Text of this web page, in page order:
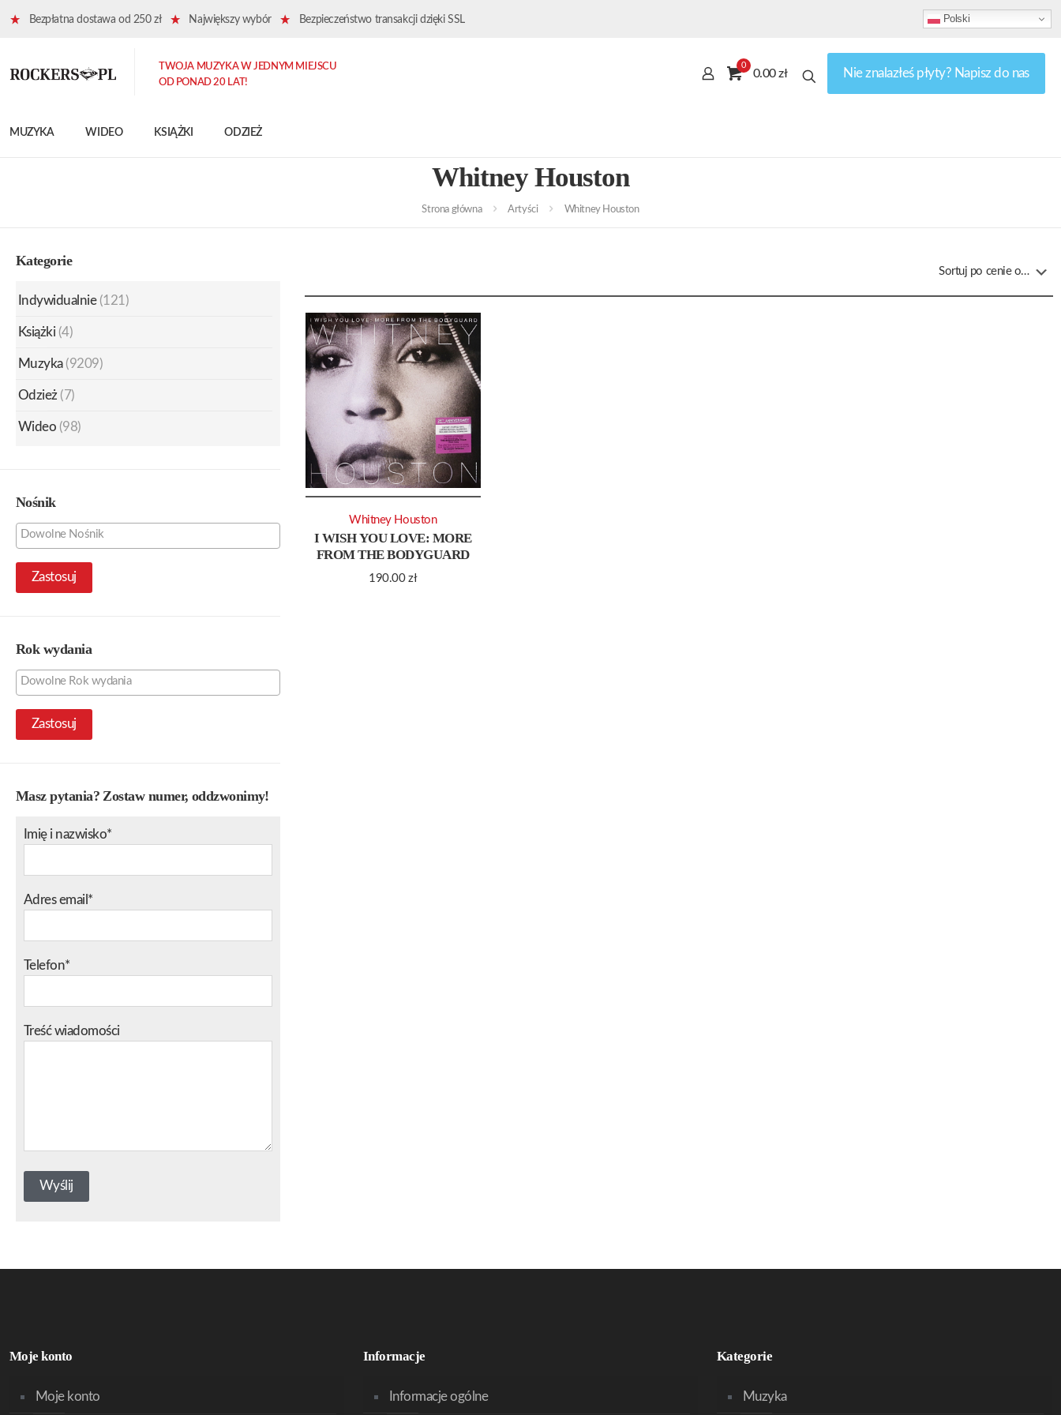
Bezpłatna dostawa od 250 zł Największy wybór Bezpieczeństwo transakcji dzięki SSL Polski
MUZYKA WIDEO KSIĄŻKI ODZIEŻ
TWOJA MUZYKA W JEDNYM MIEJSCU
OD PONAD 20 LAT!
0
0.00 zł Nie znalazłeś płyty? Napisz do nas
Whitney Houston
Strona główna Artyści Whitney Houston
I WISH YOU LOVE: MORE
FROM THE BODYGUARD
190.00zł
Whitney Houston
Kategorie
Indywidualnie (121)
Książki (4)
Muzyka (9209)
Odzież (7)
Wideo (98)
Nośnik
Zastosuj
Rok wydania
Zastosuj
Masz pytania? Zostaw numer, oddzwonimy!
Imię i nazwisko*
Adres email*
Telefon*
Treść wiadomości
Moje konto
Moje konto
Informacje
Informacje ogólne
Kategorie
Muzyka